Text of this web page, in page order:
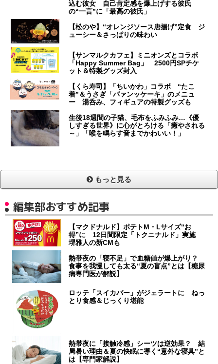
込む彼女 自己肯定感を爆上げする彼氏
の“一言”に「最高の彼氏」
【松のや】“オレンジソース唐揚げ”定食 ジ
ューシー＆さっぱりの味わい
【サンマルクカフェ】ミニオンズとコラボ
「Happy Summer Bag」 2500円SPチケ
ット＆特製グッズ封入
【くら寿司】「ちいかわ」コラボ “たこ
着”＆うさぎ「パァンッケーキ」のメニュ
ー 湯呑み、フィギュアの特製グッズも
生後18週間の子猫、毛布をふみふみ…《優
しすぎる世界》に心がとろける「癒やされる
～」「喉を鳴らす音までかわいい！」
もっと見る
編集部おすすめ記事
【マクドナルド】ポテトM・Lサイズ“お
得”に 12日間限定「トクニナルド」実施
堺雅人の新CMも
熱帯夜の「寝不足」で血糖値が爆上がり？
食事を我慢しても太る“夏の盲点”とは【糖尿
病専門医が解説】
ロッテ「スイカバー」がジェラートに ねっ
とり食感＆じっくり堪能
熱帯夜に「接触冷感」シーツは逆効果？ 結
局暑い理由＆夏の快眠に導く“意外な寝具”と
は【専門家解説】